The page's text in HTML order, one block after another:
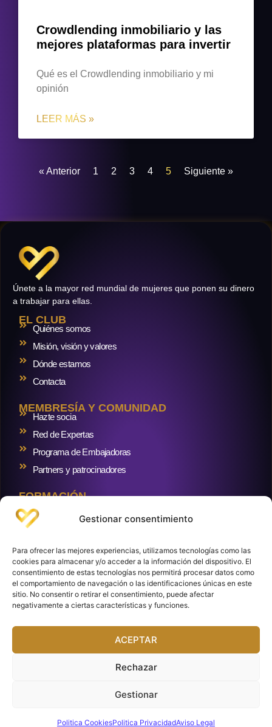
Gestionar consentimiento
Para ofrecer las mejores experiencias, utilizamos tecnologías como las
cookies para almacenar y/o acceder a la información del dispositivo. El
consentimiento de estas tecnologías nos permitirá procesar datos como
el comportamiento de navegación o las identificaciones únicas en este
sitio. No consentir o retirar el consentimiento, puede afectar
negativamente a ciertas características y funciones.
ACEPTAR
Rechazar
Gestionar
Politica CookiesPolitica PrivacidadAviso Legal
Crowdlending inmobiliario y las
mejores plataformas para invertir
Qué es el Crowdlending inmobiliario y mi
opinión
LEER MÁS »
« Anterior 1 2 3 4 5 Siguiente »
Únete a la mayor red mundial de mujeres que ponen su dinero
a trabajar para ellas.
EL CLUB
Quiénes somos
Misión, visión y valores
Dónde estamos
Contacta
MEMBRESÍA Y COMUNIDAD
Hazte socia
Red de Expertas
Programa de Embajadoras
Partners y patrocinadores
FORMACIÓN
RECURSOS Y BLOG
Crowdlending inmobiliario
Cuentas y brokers
Club de Inversoras. Paseo de la Castellana, 216, (Torre Realia). Planta 8.
Aviso Legal
No somos asesoras financieras. Divulgamos contenidos informativos y
inversión, ajenos a nosotras. Las rentabilidades pasadas no garantizan
rentabilidades futuras. El dinero invertido puede perderse total o parcialmente.